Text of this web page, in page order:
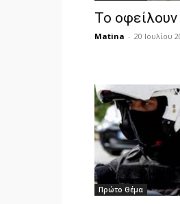
Το
Matina - 20 Ιουλίου
Πρώτο Θέμα